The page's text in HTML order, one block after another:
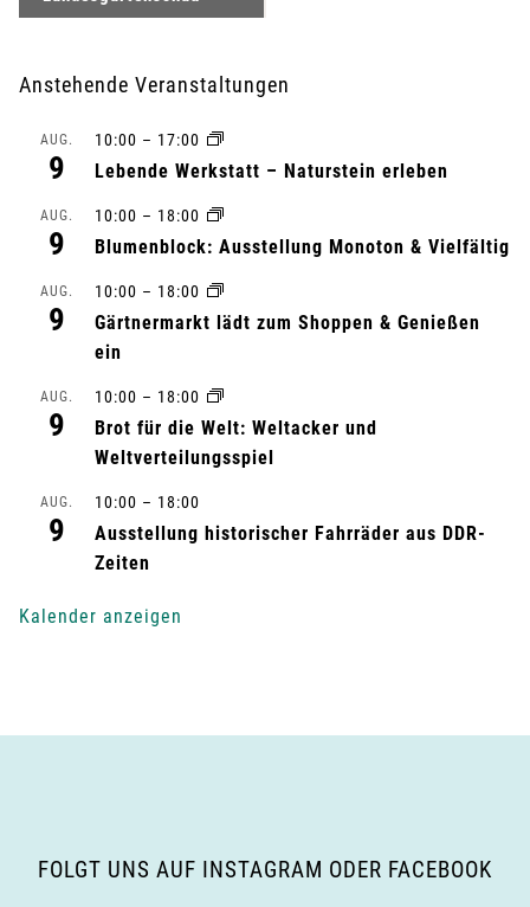
a
-
Anstehende Veranstaltungen
AUG.
9
10:00 – 17:00
Lebende Werkstatt – Naturstein erleben
AUG.
9
10:00 – 18:00
Blumenblock: Ausstellung Monoton & Vielfältig
AUG.
9
10:00 – 18:00
Gärtnermarkt lädt zum Shoppen & Genießen
ein
AUG.
9
10:00 – 18:00
Brot für die Welt: Weltacker und
Weltverteilungsspiel
AUG.
9
10:00 – 18:00
Ausstellung historischer Fahrräder aus DDR-
Zeiten
Kalender anzeigen
FOLGT UNS AUF INSTAGRAM ODER FACEBOOK